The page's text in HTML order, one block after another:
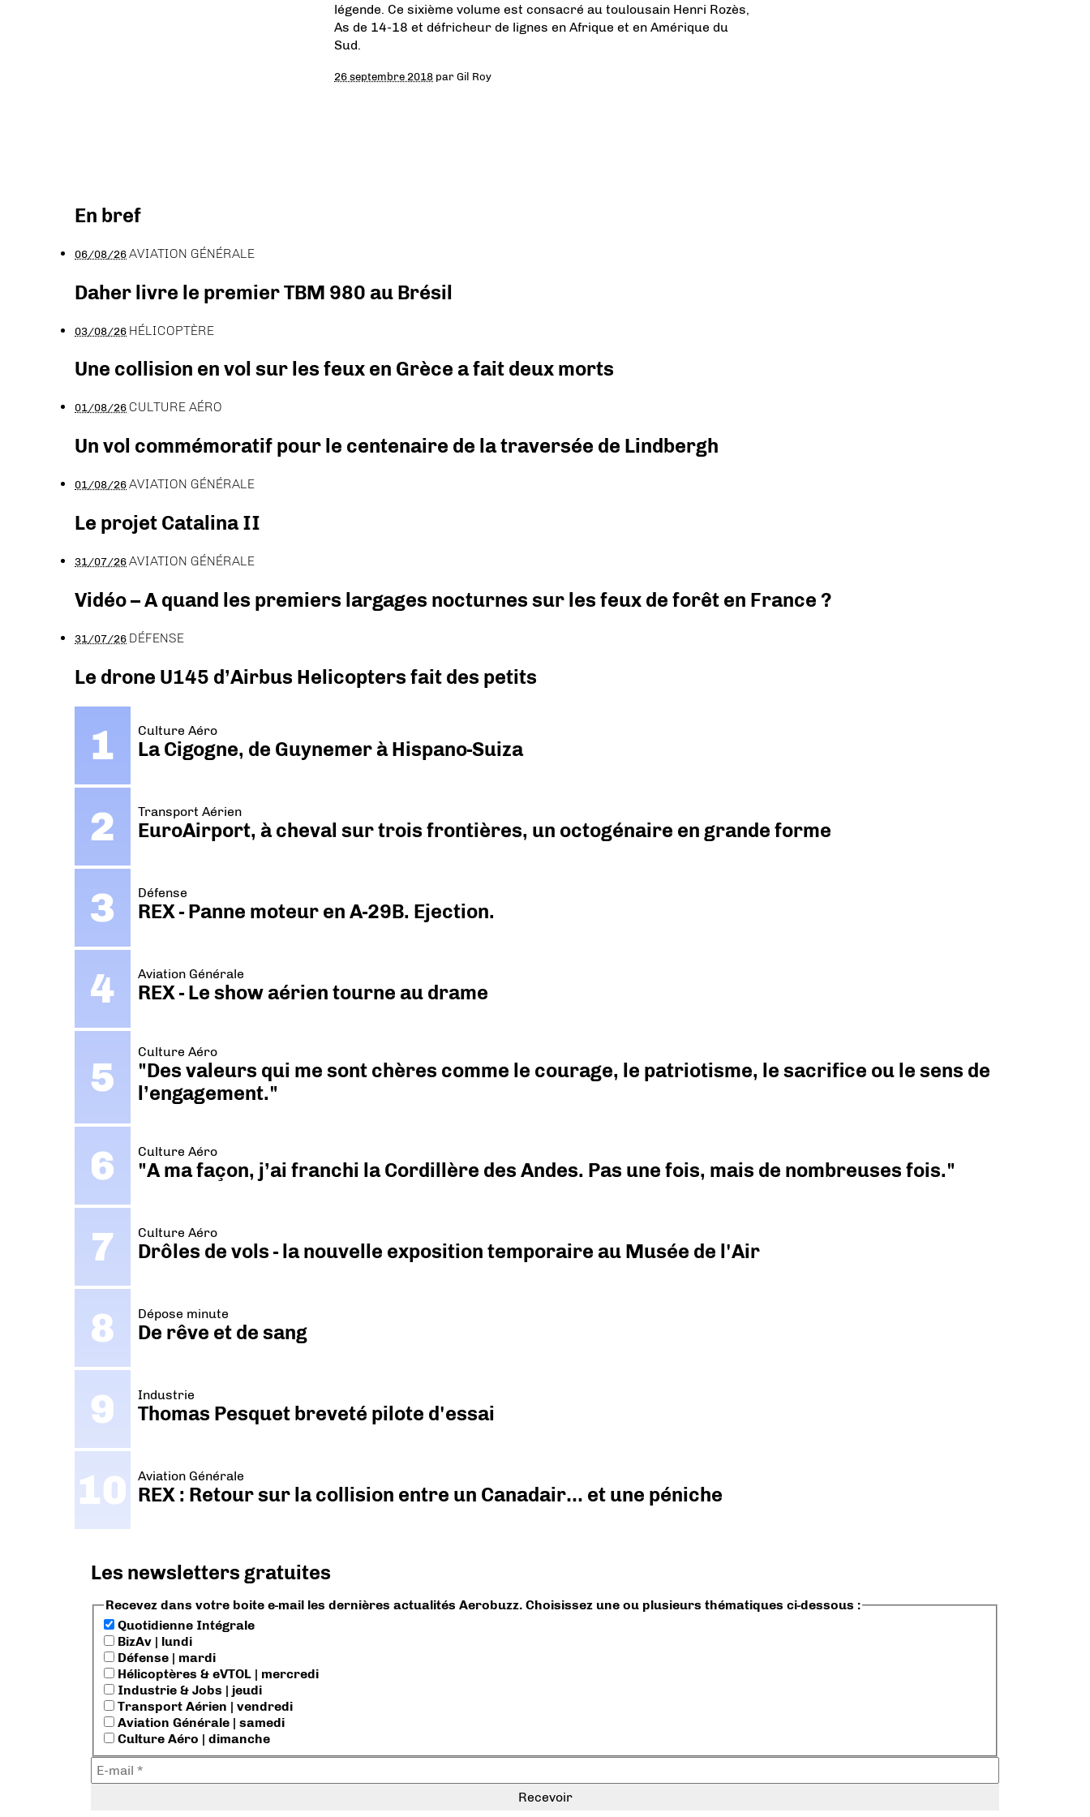
légende. Ce sixième volume est consacré au toulousain Henri Rozès,
As de 14-18 et défricheur de lignes en Afrique et en Amérique du
Sud.
26 septembre 2018 parGil Roy
En bref
06/08/26AVIATION GÉNÉRALE
Daher livre le premier TBM 980 au Brésil
03/08/26 HÉLICOPTÈRE
Une collision en vol sur les feux en Grèce a fait deux morts
01/08/26 CULTURE AÉRO
Un vol commémoratif pour le centenaire de la traversée de Lindbergh
01/08/26AVIATION GÉNÉRALE
Le projet Catalina II
31/07/26AVIATION GÉNÉRALE
Vidéo – A quand les premiers largages nocturnes sur les feux de forêt en France ?
31/07/26 DÉFENSE
Le drone U145 d’Airbus Helicopters fait des petits
Culture Aéro
La Cigogne, de Guynemer à Hispano-Suiza
Transport Aérien
EuroAirport, à cheval sur trois frontières, un octogénaire en grande forme
Défense
REX - Panne moteur en A-29B. Ejection.
Aviation Générale
REX - Le show aérien tourne au drame
Culture Aéro
"Des valeurs qui me sont chères comme le courage, le patriotisme, le sacrifice ou le sens de
l’engagement."
Culture Aéro
"A ma façon, j’ai franchi la Cordillère des Andes. Pas une fois, mais de nombreuses fois."
Culture Aéro
Drôles de vols - la nouvelle exposition temporaire au Musée de l'Air
Dépose minute
De rêve et de sang
Industrie
Thomas Pesquet breveté pilote d'essai
Aviation Générale
REX : Retour sur la collision entre un Canadair… et une péniche
Les newsletters gratuites
Recevez dans votre boite e-mail les dernières actualités Aerobuzz. Choisissez une ou plusieurs thématiques ci-dessous :
Quotidienne Intégrale
BizAv | lundi
Défense | mardi
Hélicoptères & eVTOL | mercredi
Industrie & Jobs | jeudi
Transport Aérien | vendredi
Aviation Générale | samedi
Culture Aéro | dimanche